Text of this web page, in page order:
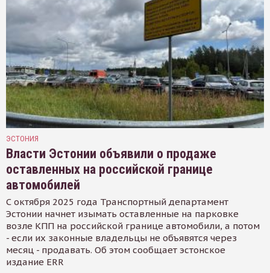
ЭСТОНИЯ
Власти Эстонии объявили о продаже
оставленных на российской границе
автомобилей
С октября 2025 года Транспортный департамент
Эстонии начнет изымать оставленные на парковке
возле КПП на российской границе автомобили, а потом
- если их законные владельцы не объявятся через
месяц - продавать. Об этом сообщает эстонское
издание ERR